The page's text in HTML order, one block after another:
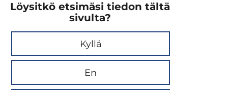
Löysitkö etsimäsi tiedon tältä
sivulta?
Kyllä
En